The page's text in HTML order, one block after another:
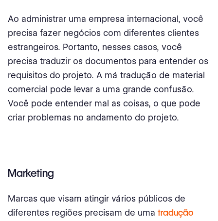
Ao administrar uma empresa internacional, você
precisa fazer negócios com diferentes clientes
estrangeiros. Portanto, nesses casos, você
precisa traduzir os documentos para entender os
requisitos do projeto. A má tradução de material
comercial pode levar a uma grande confusão.
Você pode entender mal as coisas, o que pode
criar problemas no andamento do projeto.
Marketing
Marcas que visam atingir vários públicos de
diferentes regiões precisam de uma tradução